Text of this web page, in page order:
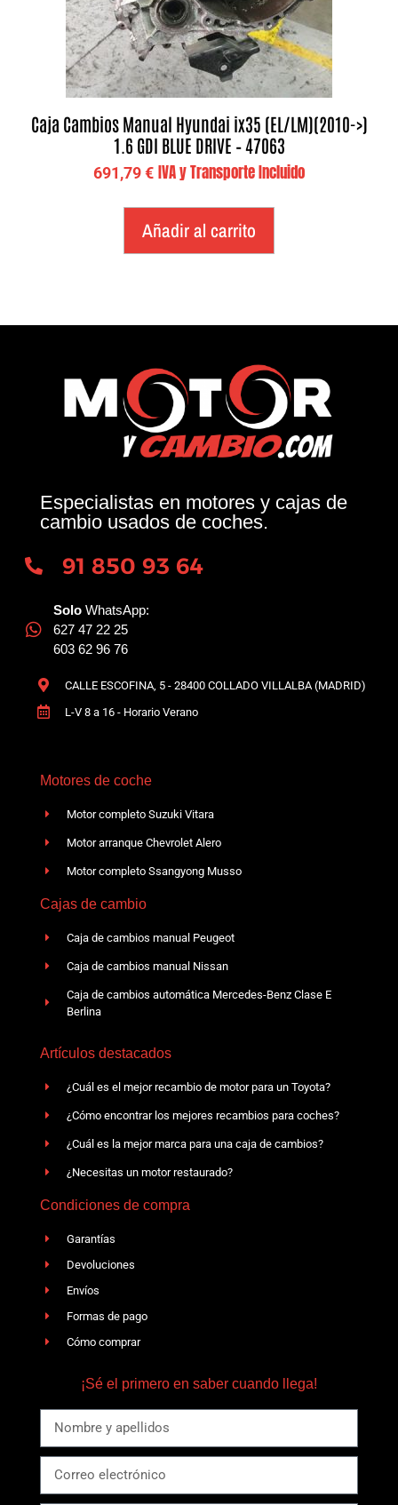
Caja Cambios Manual Hyundai ix35 (EL/LM)(2010->)
1.6 GDI BLUE DRIVE – 47063
691,79€ IVA y Transporte Incluido
Añadir al carrito
Especialistas en motores y cajas de
cambio usados de coches.
91 850 93 64
Solo WhatsApp:
627 47 22 25
603 62 96 76
CALLE ESCOFINA, 5 - 28400 COLLADO VILLALBA (MADRID)
L-V 8 a 16 - Horario Verano
Motores de coche
Motor completo Suzuki Vitara
Motor arranque Chevrolet Alero
Motor completo Ssangyong Musso
Cajas de cambio
Caja de cambios manual Peugeot
Caja de cambios manual Nissan
Caja de cambios automática Mercedes-Benz Clase E
Berlina
Artículos destacados
¿Cuál es el mejor recambio de motor para un Toyota?
¿Cómo encontrar los mejores recambios para coches?
¿Cuál es la mejor marca para una caja de cambios?
¿Necesitas un motor restaurado?
Condiciones de compra
Garantías
Devoluciones
Envíos
Formas de pago
Cómo comprar
¡Sé el primero en saber cuando llega!